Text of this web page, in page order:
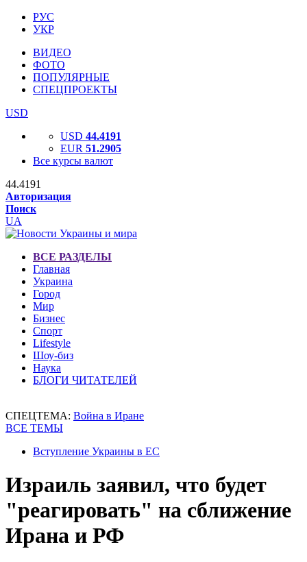
РУС
УКР
ВИДЕО
ФОТО
ПОПУЛЯРНЫЕ
СПЕЦПРОЕКТЫ
USD
USD 44.4191
EUR 51.2905
Все курсы валют
44.4191
Авторизация
Поиск
UA
ВСЕ РАЗДЕЛЫ
Главная
Украина
Город
Мир
Бизнес
Спорт
Lifestyle
Шоу-биз
Наука
БЛОГИ ЧИТАТЕЛЕЙ
СПЕЦТЕМА: Война в Иране
ВСЕ ТЕМЫ
Вступление Украины в ЕС
Израиль заявил, что будет
"реагировать" на сближение
Ирана и РФ